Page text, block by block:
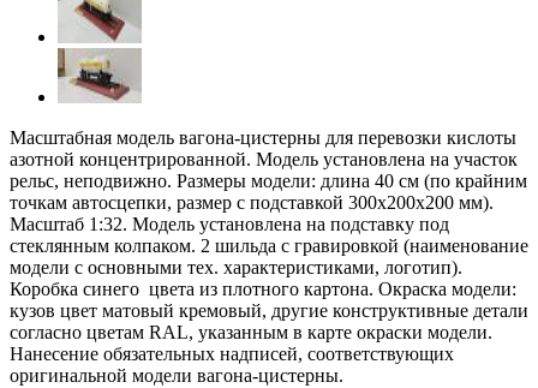
Масштабная модель вагона-цистерны для перевозки кислоты
азотной концентрированной. Модель установлена на участок
рельс, неподвижно. Размеры модели: длина 40 см (по крайним
точкам автосцепки, размер с подставкой 300х200х200 мм).
Масштаб 1:32. Модель установлена на подставку под
стеклянным колпаком. 2 шильда с гравировкой (наименование
модели с основными тех. характеристиками, логотип).
Коробка синего цвета из плотного картона. Окраска модели:
кузов цвет матовый кремовый, другие конструктивные детали
согласно цветам RAL, указанным в карте окраски модели.
Нанесение обязательных надписей, соответствующих
оригинальной модели вагона-цистерны.